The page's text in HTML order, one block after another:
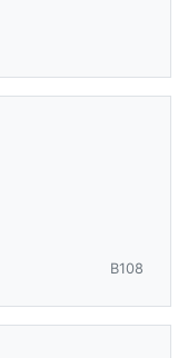
B108